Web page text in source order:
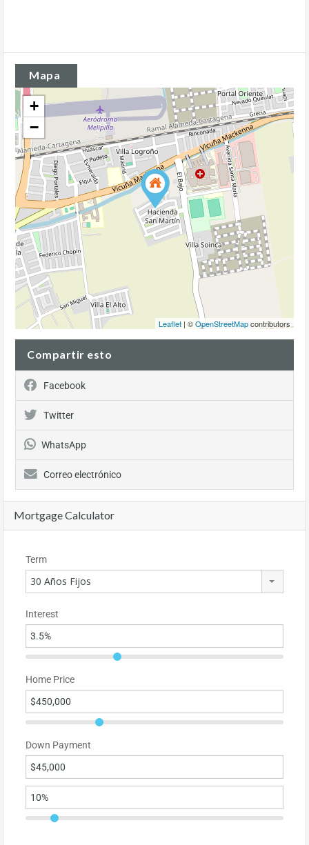
Mapa
+
−
Leaflet | ©OpenStreetMapcontributors
Compartir esto
Facebook
Twitter
WhatsApp
Correo electrónico
Mortgage Calculator
Term
30 Años Fijos
Interest
Home Price
Down Payment